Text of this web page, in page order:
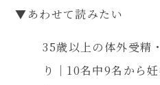
▼あわせて読みたい
35歳以上の体外受精
り｜10名中9名から